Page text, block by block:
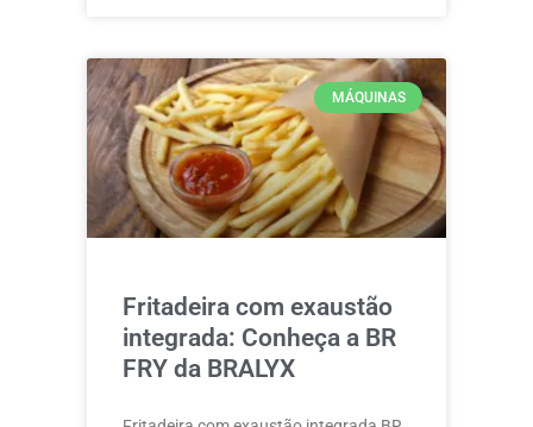
MÁQUINAS
Fritadeira com exaustão
integrada: Conheça a BR
FRY da BRALYX